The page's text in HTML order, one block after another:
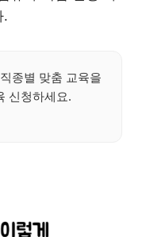
.
종별 맞춤 교육을
신청하세요.